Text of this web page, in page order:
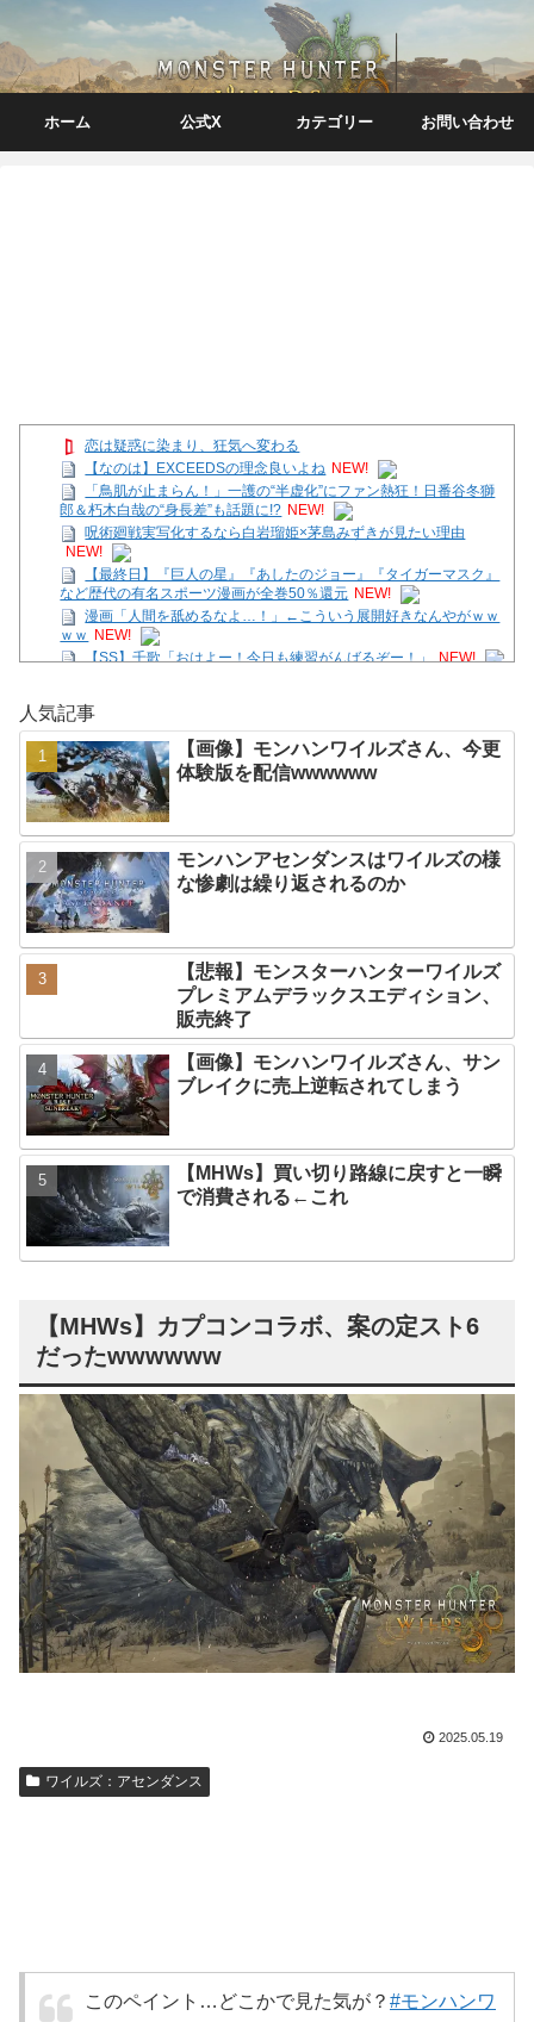
ホーム 公式X カテゴリー お問い合わせ
恋は疑惑に染まり、狂気へ変わる
【なのは】EXCEEDSの理念良いよね NEW!
「鳥肌が止まらん！」一護の“半虚化”にファン熱狂！日番谷冬獅
郎＆朽木白哉の“身長差”も話題に!? NEW!
呪術廻戦実写化するなら白岩瑠姫×茅島みずきが見たい理由
NEW!
【最終日】『巨人の星』『あしたのジョー』『タイガーマスク』
など歴代の有名スポーツ漫画が全巻50％還元 NEW!
漫画「人間を舐めるなよ…！」←こういう展開好きなんやがｗｗ
ｗｗ
NEW!
【SS】千歌「おはよー！今日も練習がんばるぞー！」 NEW!
しまう
【朗報】メディア「PS6はPS5の2倍超の性能に」
【花騎士】叡智な顔つきで魔性さを持つアルテミシアへの反
応！！！ NEW!
ラーメンハゲ「最近のインスタントは店に出せるレベル」ラーメ
ン大好きJK「店とインスタントの良さは別の
Powered by livedoor 相互RSS
人気記事
【画像】モンハンワイルズさん、今更
体験版を配信wwwwww
モンハンアセンダンスはワイルズの様
な惨劇は繰り返されるのか
【悲報】モンスターハンターワイルズ
プレミアムデラックスエディション、
販売終了
【画像】モンハンワイルズさん、サン
ブレイクに売上逆転されてしまう
【MHWs】買い切り路線に戻すと一瞬
で消費される←これ
【MHWs】カプコンコラボ、案の定スト6
だったwwwwww
2025.05.19
ワイルズ：アセンダンス
このペイント…どこかで見た気が？ #モンハンワ